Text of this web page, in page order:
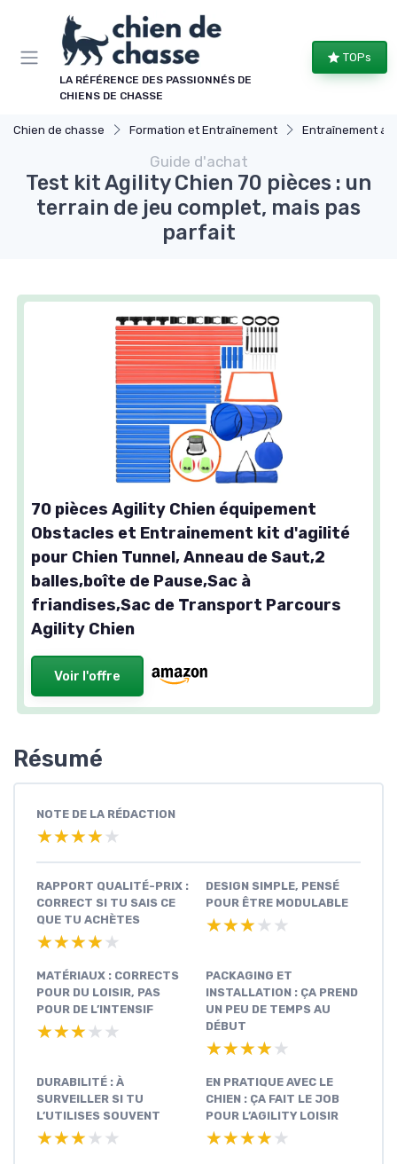
LA RÉFÉRENCE DES PASSIONNÉS DE
CHIENS DE CHASSE
TOPs
Chien de chasse Formation et Entraînement Entraînement
Guide d'achat
Test kit Agility Chien 70 pièces : un
terrain de jeu complet, mais pas
parfait
70 pièces Agility Chien équipement
Obstacles et Entrainement kit d'agilité
pour Chien Tunnel, Anneau de Saut,2
balles,boîte de Pause,Sac à
friandises,Sac de Transport Parcours
Agility Chien
Voir l'offre
Résumé
NOTE DE LA RÉDACTION
★★★★★
★★★★★
RAPPORT QUALITÉ-PRIX :
CORRECT SI TU SAIS CE
QUE TU ACHÈTES
★★★★★
★★★★★
DESIGN SIMPLE, PENSÉ
POUR ÊTRE MODULABLE
★★★★★
★★★★★
MATÉRIAUX : CORRECTS
POUR DU LOISIR, PAS
POUR DE L’INTENSIF
★★★★★
★★★★★
PACKAGING ET
INSTALLATION : ÇA PREND
UN PEU DE TEMPS AU
DÉBUT
★★★★★
★★★★★
DURABILITÉ : À
SURVEILLER SI TU
L’UTILISES SOUVENT
★★★★★
★★★★★
EN PRATIQUE AVEC LE
CHIEN : ÇA FAIT LE JOB
POUR L’AGILITY LOISIR
★★★★★
★★★★★
Panneau de gestion des cookies